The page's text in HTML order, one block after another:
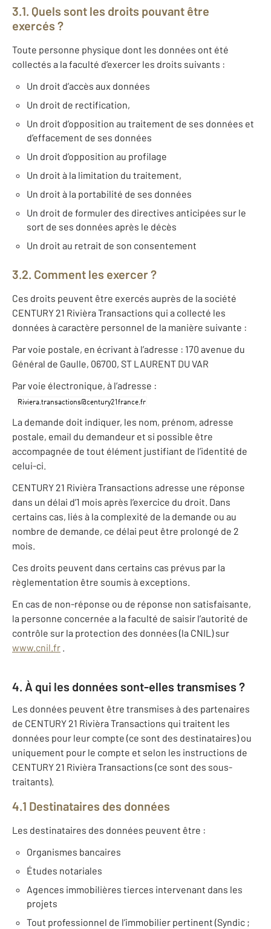
3.1. Quels sont les droits pouvant être
exercés ?
Toute personne physique dont les données ont été
collectés a la faculté d’exercer les droits suivants :
Un droit d’accès aux données
Un droit de rectification,
Un droit d’opposition au traitement de ses données et
d’effacement de ses données
Un droit d’opposition au profilage
Un droit à la limitation du traitement,
Un droit à la portabilité de ses données
Un droit de formuler des directives anticipées sur le
sort de ses données après le décès
Un droit au retrait de son consentement
3.2. Comment les exercer ?
Ces droits peuvent être exercés auprès de la société
CENTURY 21 Rivièra Transactions qui a collecté les
données à caractère personnel de la manière suivante :
Par voie postale, en écrivant à l’adresse : 170 avenue du
Général de Gaulle, 06700, ST LAURENT DU VAR
Par voie électronique, à l’adresse :
La demande doit indiquer, les nom, prénom, adresse
postale, email du demandeur et si possible être
accompagnée de tout élément justifiant de l’identité de
celui-ci.
CENTURY 21 Rivièra Transactions adresse une réponse
dans un délai d’1 mois après l’exercice du droit. Dans
certains cas, liés à la complexité de la demande ou au
nombre de demande, ce délai peut être prolongé de 2
mois.
Ces droits peuvent dans certains cas prévus par la
règlementation être soumis à exceptions.
En cas de non-réponse ou de réponse non satisfaisante,
la personne concernée a la faculté de saisir l’autorité de
contrôle sur la protection des données (la CNIL) sur
www.cnil.fr .
4. À qui les données sont-elles transmises ?
Les données peuvent être transmises à des partenaires
de CENTURY 21 Rivièra Transactions qui traitent les
données pour leur compte (ce sont des destinataires) ou
uniquement pour le compte et selon les instructions de
CENTURY 21 Rivièra Transactions (ce sont des sous-
traitants).
4.1 Destinataires des données
Les destinataires des données peuvent être :
Organismes bancaires
Études notariales
Agences immobilières tierces intervenant dans les
projets
Tout professionnel de l’immobilier pertinent (Syndic ;